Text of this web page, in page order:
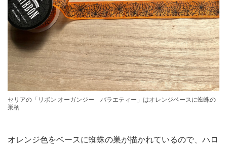
セリアの「リボン オーガンジー バラエティー」はオレンジベースに蜘蛛の
巣柄
オレンジ色をベースに蜘蛛の巣が描かれているので、ハロ